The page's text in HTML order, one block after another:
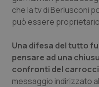
Tiroide
Tumore al seno
Tumore ovarico
che la tv di Berlusconi
può essere proprietario
Una difesa del tutto
pensare ad una
confronti del
messaggio indirizzato